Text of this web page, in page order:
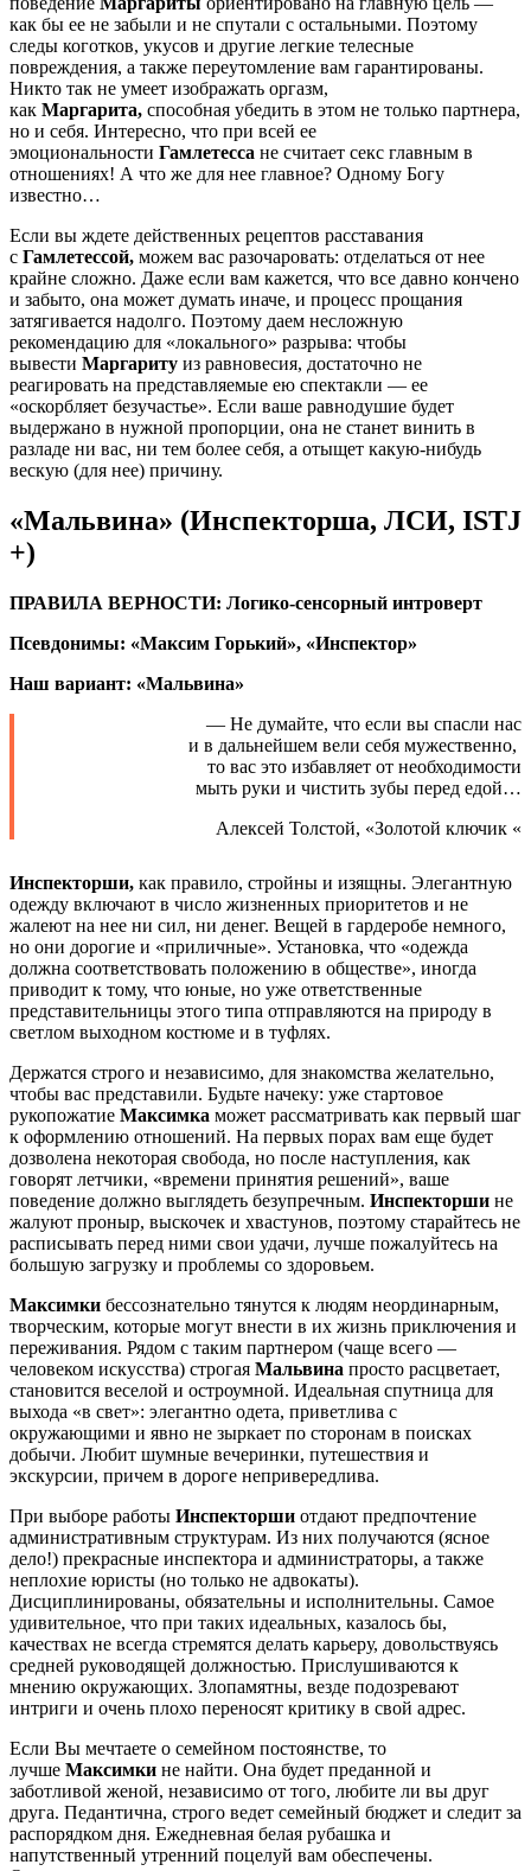
как бы ее не забыли и не спутали с остальными. Поэтому
следы коготков, укусов и другие легкие телесные
повреждения, а также переутомление вам гарантированы.
Никто так не умеет изображать оргазм,
как Маргарита, способная убедить в этом не только партнера,
но и себя. Интересно, что при всей ее
эмоциональности Гамлетесса не считает секс главным в
отношениях! А что же для нее главное? Одному Богу
известно…
Если вы ждете действенных рецептов расставания
с Гамлетессой, можем вас разочаровать: отделаться от нее
крайне сложно. Даже если вам кажется, что все давно кончено
и забыто, она может думать иначе, и процесс прощания
затягивается надолго. Поэтому даем несложную
рекомендацию для «локального» разрыва: чтобы
вывести Маргариту из равновесия, достаточно не
реагировать на представляемые ею спектакли — ее
«оскорбляет безучастье». Если ваше равнодушие будет
выдержано в нужной пропорции, она не станет винить в
разладе ни вас, ни тем более себя, а отыщет какую-нибудь
вескую (для нее) причину.
«Мальвина» (Инспекторша, ЛСИ, ISTJ
+)
ПРАВИЛА ВЕРНОСТИ: Логико-сенсорный интроверт
Псевдонимы: «Максим Горький», «Инспектор»
Наш вариант: «Мальвина»
— Не думайте, что если вы спасли нас
и в дальнейшем вели себя мужественно,
то вас это избавляет от необходимости
мыть руки и чистить зубы перед едой…
Алексей Толстой, «Золотой ключик «
Инспекторши, как правило, стройны и изящны. Элегантную
одежду включают в число жизненных приоритетов и не
жалеют на нее ни сил, ни денег. Вещей в гардеробе немного,
но они дорогие и «приличные». Установка, что «одежда
должна соответствовать положению в обществе», иногда
приводит к тому, что юные, но уже ответственные
представительницы этого типа отправляются на природу в
светлом выходном костюме и в туфлях.
Держатся строго и независимо, для знакомства желательно,
чтобы вас представили. Будьте начеку: уже стартовое
рукопожатие Максимка может рассматривать как первый шаг
к оформлению отношений. На первых порах вам еще будет
дозволена некоторая свобода, но после наступления, как
говорят летчики, «времени принятия решений», ваше
поведение должно выглядеть безупречным. Инспекторши не
жалуют проныр, выскочек и хвастунов, поэтому старайтесь не
расписывать перед ними свои удачи, лучше пожалуйтесь на
большую загрузку и проблемы со здоровьем.
Максимки бессознательно тянутся к людям неординарным,
творческим, которые могут внести в их жизнь приключения и
переживания. Рядом с таким партнером (чаще всего —
человеком искусства) строгая Мальвина просто расцветает,
становится веселой и остроумной. Идеальная спутница для
выхода «в свет»: элегантно одета, приветлива с
окружающими и явно не зыркает по сторонам в поисках
добычи. Любит шумные вечеринки, путешествия и
экскурсии, причем в дороге непривередлива.
При выборе работы Инспекторши отдают предпочтение
административным структурам. Из них получаются (ясное
дело!) прекрасные инспектора и администраторы, а также
неплохие юристы (но только не адвокаты).
Дисциплинированы, обязательны и исполнительны. Самое
удивительное, что при таких идеальных, казалось бы,
качествах не всегда стремятся делать карьеру, довольствуясь
средней руководящей должностью. Прислушиваются к
мнению окружающих. Злопамятны, везде подозревают
интриги и очень плохо переносят критику в свой адрес.
Если Вы мечтаете о семейном постоянстве, то
лучше Максимки не найти. Она будет преданной и
заботливой женой, независимо от того, любите ли вы друг
друга. Педантична, строго ведет семейный бюджет и следит за
распорядком дня. Ежедневная белая рубашка и
напутственный утренний поцелуй вам обеспечены.